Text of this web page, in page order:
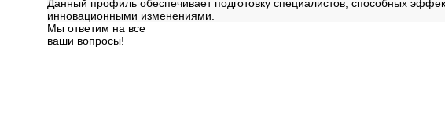
Данный профиль обеспечивает подготовку специалистов, способных
инновационными изменениями.
Мы ответим на все
ваши вопросы!